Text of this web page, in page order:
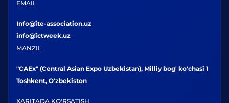
EMAIL
Info@ite-association.uz
info@ictweek.uz
MANZIL
"CAEx" (Central Asian Expo Uzbekistan), Milliy bog' ko'chasi 1
Toshkent, O'zbekiston
XARITADA KO'RSATISH